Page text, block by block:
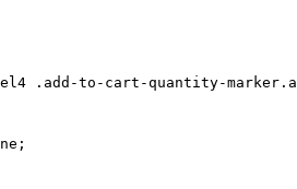
.add-to-cart-quantity-